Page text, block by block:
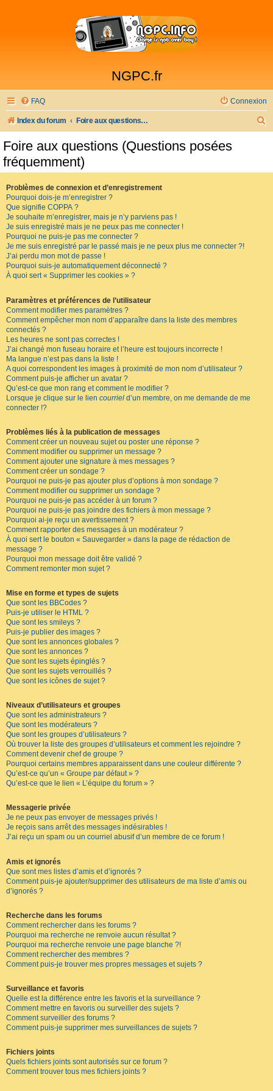
NGPC.fr
FAQ Connexion
Index du forum Foire aux questions (Questions posées fréquemment)
Foire aux questions (Questions posées
fréquemment)
Problèmes de connexion et d’enregistrement
Pourquoi dois-je m’enregistrer ?
Que signifie COPPA ?
Je souhaite m’enregistrer, mais je n’y parviens pas !
Je suis enregistré mais je ne peux pas me connecter !
Pourquoi ne puis-je pas me connecter ?
Je me suis enregistré par le passé mais je ne peux plus me connecter ?!
J’ai perdu mon mot de passe !
Pourquoi suis-je automatiquement déconnecté ?
À quoi sert « Supprimer les cookies » ?
Paramètres et préférences de l’utilisateur
Comment modifier mes paramètres ?
Comment empêcher mon nom d’apparaître dans la liste des membres
connectés ?
Les heures ne sont pas correctes !
J’ai changé mon fuseau horaire et l’heure est toujours incorrecte !
Ma langue n’est pas dans la liste !
A quoi correspondent les images à proximité de mon nom d’utilisateur ?
Comment puis-je afficher un avatar ?
Qu’est-ce que mon rang et comment le modifier ?
Lorsque je clique sur le lien courriel d’un membre, on me demande de me
connecter !?
Problèmes liés à la publication de messages
Comment créer un nouveau sujet ou poster une réponse ?
Comment modifier ou supprimer un message ?
Comment ajouter une signature à mes messages ?
Comment créer un sondage ?
Pourquoi ne puis-je pas ajouter plus d’options à mon sondage ?
Comment modifier ou supprimer un sondage ?
Pourquoi ne puis-je pas accéder à un forum ?
Pourquoi ne puis-je pas joindre des fichiers à mon message ?
Pourquoi ai-je reçu un avertissement ?
Comment rapporter des messages à un modérateur ?
À quoi sert le bouton « Sauvegarder » dans la page de rédaction de
message ?
Pourquoi mon message doit être validé ?
Comment remonter mon sujet ?
Mise en forme et types de sujets
Que sont les BBCodes ?
Puis-je utiliser le HTML ?
Que sont les smileys ?
Puis-je publier des images ?
Que sont les annonces globales ?
Que sont les annonces ?
Que sont les sujets épinglés ?
Que sont les sujets verrouillés ?
Que sont les icônes de sujet ?
Niveaux d’utilisateurs et groupes
Que sont les administrateurs ?
Que sont les modérateurs ?
Que sont les groupes d’utilisateurs ?
Où trouver la liste des groupes d’utilisateurs et comment les rejoindre ?
Comment devenir chef de groupe ?
Pourquoi certains membres apparaissent dans une couleur différente ?
Qu’est-ce qu’un « Groupe par défaut » ?
Qu’est-ce que le lien « L’équipe du forum » ?
Messagerie privée
Je ne peux pas envoyer de messages privés !
Je reçois sans arrêt des messages indésirables !
J’ai reçu un spam ou un courriel abusif d’un membre de ce forum !
Amis et ignorés
Que sont mes listes d’amis et d’ignorés ?
Comment puis-je ajouter/supprimer des utilisateurs de ma liste d’amis ou
d’ignorés ?
Recherche dans les forums
Comment rechercher dans les forums ?
Pourquoi ma recherche ne renvoie aucun résultat ?
Pourquoi ma recherche renvoie une page blanche ?!
Comment rechercher des membres ?
Comment puis-je trouver mes propres messages et sujets ?
Surveillance et favoris
Quelle est la différence entre les favoris et la surveillance ?
Comment mettre en favoris ou surveiller des sujets ?
Comment surveiller des forums ?
Comment puis-je supprimer mes surveillances de sujets ?
Fichiers joints
Quels fichiers joints sont autorisés sur ce forum ?
Comment trouver tous mes fichiers joints ?